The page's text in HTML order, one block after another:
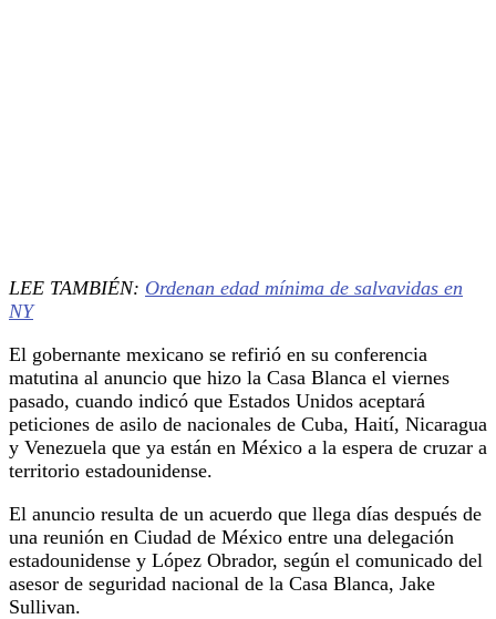
LEE TAMBIÉN: Ordenan edad mínima de salvavidas en
NY
El gobernante mexicano se refirió en su conferencia
matutina al anuncio que hizo la Casa Blanca el viernes
pasado, cuando indicó que Estados Unidos aceptará
peticiones de asilo de nacionales de Cuba, Haití, Nicaragua
y Venezuela que ya están en México a la espera de cruzar a
territorio estadounidense.
El anuncio resulta de un acuerdo que llega días después de
una reunión en Ciudad de México entre una delegación
estadounidense y López Obrador, según el comunicado del
asesor de seguridad nacional de la Casa Blanca, Jake
Sullivan.